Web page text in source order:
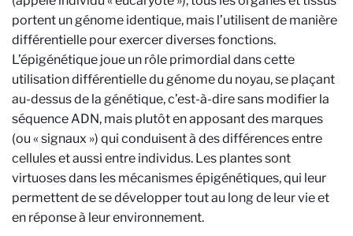
portent un génome identique, mais l’utilisent de manière
différentielle pour exercer diverses fonctions.
L’épigénétique joue un rôle primordial dans cette
utilisation différentielle du génome du noyau, se plaçant
au-dessus de la génétique, c’est-à-dire sans modifier la
séquence ADN, mais plutôt en apposant des marques
(ou « signaux ») qui conduisent à des différences entre
cellules et aussi entre individus. Les plantes sont
virtuoses dans les mécanismes épigénétiques, qui leur
permettent de se développer tout au long de leur vie et
en réponse à leur environnement.